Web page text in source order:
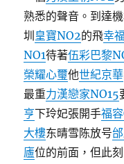
熟悉的聲音。到達
圳 皇寶NO2的飛幸
NO1待著伍彩巴黎
榮耀心璽他世紀京華
最重力漢戀家NO15
亨下玲妃張開手福
大樓东晴雪陈放号
廬位的前面，但此